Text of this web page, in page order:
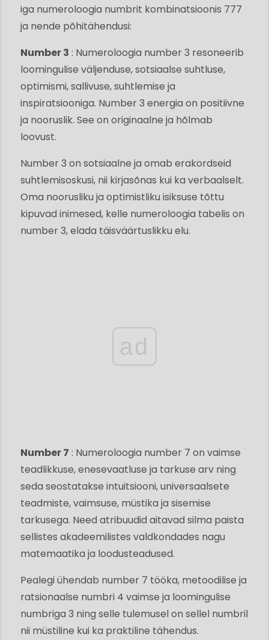
iga numeroloogia numbrit kombinatsioonis 777
ja nende põhitähendusi:
Number 3 : Numeroloogia number 3 resoneerib
loomingulise väljenduse, sotsiaalse suhtluse,
optimismi, sallivuse, suhtlemise ja
inspiratsiooniga. Number 3 energia on positiivne
ja nooruslik. See on originaalne ja hõlmab
loovust.
Number 3 on sotsiaalne ja omab erakordseid
suhtlemisoskusi, nii kirjasõnas kui ka verbaalselt.
Oma noorusliku ja optimistliku isiksuse tõttu
kipuvad inimesed, kelle numeroloogia tabelis on
number 3, elada täisväärtuslikku elu.
ad
Number 7 : Numeroloogia number 7 on vaimse
teadlikkuse, enesevaatluse ja tarkuse arv ning
seda seostatakse intuitsiooni, universaalsete
teadmiste, vaimsuse, müstika ja sisemise
tarkusega. Need atribuudid aitavad silma paista
sellistes akadeemilistes valdkondades nagu
matemaatika ja loodusteadused.
Pealegi ühendab number 7 tööka, metoodilise ja
ratsionaalse numbri 4 vaimse ja loomingulise
numbriga 3 ning selle tulemusel on sellel numbril
nii müstiline kui ka praktiline tähendus.